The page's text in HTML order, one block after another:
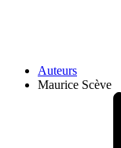
Auteurs
Maurice Scève